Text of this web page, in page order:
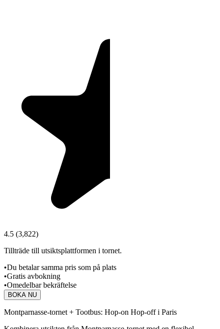
4.5 (3,822)
Tillträde till utsiktsplattformen i tornet.
•Du betalar samma pris som på plats
•Gratis avbokning
•Omedelbar bekräftelse
BOKA NU
Montparnasse-tornet + Tootbus: Hop-on Hop-off i Paris